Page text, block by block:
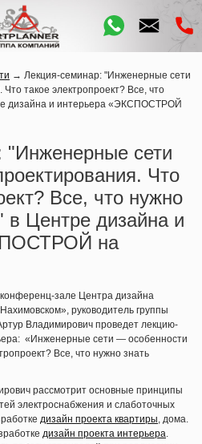
→ Лекция-семинар: "Инженерные сети
такое электропроект? Все, что
дизайна и интерьера «ЭКСПОСТРОЙ
"Инженерные сети
Что
Все, что нужно
в Центре дизайна и
на
конференц-зале Центра дизайна
, руководитель группы
Владимирович проведет лекцию-
«Инженерные сети — особенности
Все, что нужно знать
рассмотрит основные принципы
электроснабжения и слаботочных
дизайн проекта квартиры, дома.
дизайн проекта интерьера.